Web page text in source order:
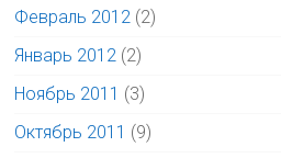
Февраль 2012 (2)
Январь 2012 (2)
Ноябрь 2011 (3)
Октябрь 2011 (9)